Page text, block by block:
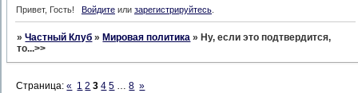
Привет, Гость! Войдитеили зарегистрируйтесь.
»Частный Клуб »Мировая политика »Ну, если это подтвердится,
то...>>
Страница:« 1 2 3 4 5 … 8 »